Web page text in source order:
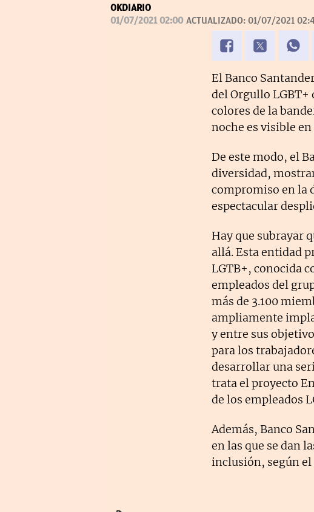
OKDIARIO
01/07/2021 02:00 ACTUALIZADO: 01/07/2021
El Banco
del Orgullo LGBT+
colores de la
noche es visible
De este modo, el
diversidad,
compromiso en la
espectacular
Hay que subrayar
allá. Esta entidad
LGTB+, conocida
empleados del
más de 3.100
ampliamente
y entre sus
para los
desarrollar una
trata el proyecto
de los empleados
Además, Banco
en las que se dan
inclusión, según el